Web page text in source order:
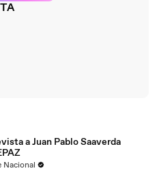
a Juan Pablo Saaverda
Nacional